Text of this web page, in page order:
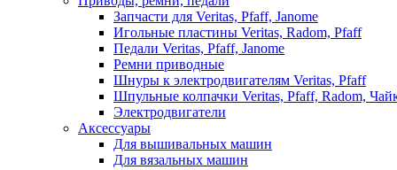
Запчасти для Veritas, Pfaff, Janome
Игольные пластины Veritas, Radom, Pfaff
Педали Veritas, Pfaff, Janome
Ремни приводные
Шнуры к электродвигателям Veritas, Pfaff
Шпульные колпачки Veritas, Pfaff, Radom,
Электродвигатели
Аксессуары
Для вышивальных машин
Для вязальных машин